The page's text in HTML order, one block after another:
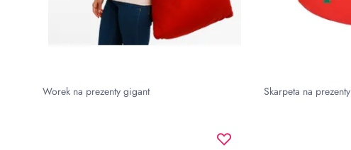
Worek na prezenty gigant Skarpeta na prezenty